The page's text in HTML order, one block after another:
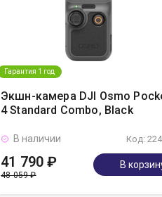
Гарантия 1 год
Экшн-камера DJI Osmo
4 Standard Combo, Black
Код:
В наличии
41 790 ₽
48 059 ₽
В